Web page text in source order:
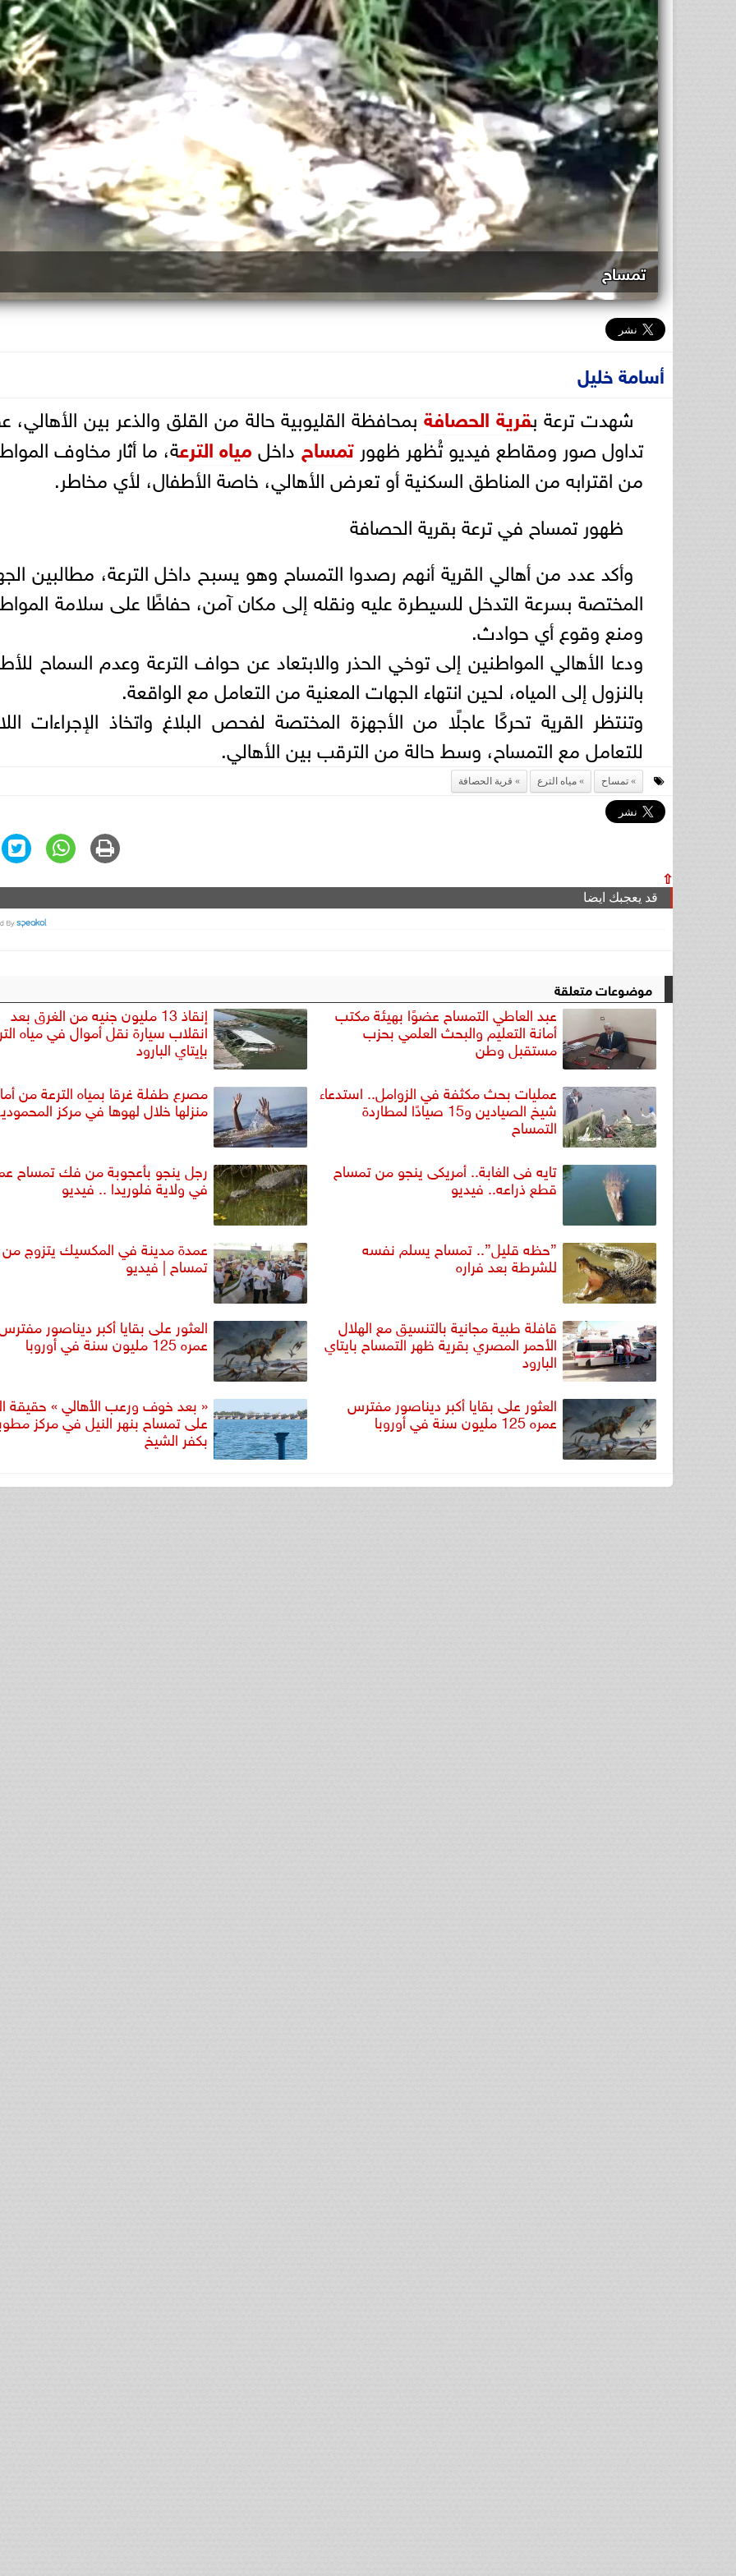
تمساح
أسامة خليل
شهدت ترعة بقرية الحصافةبمحافظة القليوبية حالة من القلق والذعر بين
تداول صور ومقاطع فيديو تُظهر ظهورتمساح داخلمياه الترعة، ما أثار مخاوف
من اقترابه من المناطق السكنية أو تعرض الأهالي، خاصة الأطفال، لأي مخاطر.
ظهور تمساح في ترعة بقرية الحصافة
وأكد عدد من أهالي القرية أنهم رصدوا التمساح وهو يسبح داخل الترعة، مطالبين
المختصة بسرعة التدخل للسيطرة عليه ونقله إلى مكان آمن، حفاظًا على سلامة
ومنع وقوع أي حوادث.
ودعا الأهالي المواطنين إلى توخي الحذر والابتعاد عن حواف الترعة وعدم السماح
بالنزول إلى المياه، لحين انتهاء الجهات المعنية من التعامل مع الواقعة.
وتنتظر القرية تحركًا عاجلًا من الأجهزة المختصة لفحص البلاغ واتخاذ الإجراءات
للتعامل مع التمساح، وسط حالة من الترقب بين الأهالي.
تمساح مياه الترع قرية الحصافة
⇧
قد يعجبك ايضا
موضوعات متعلقة
عبد العاطي التمساح عضوًا بهيئة مكتب
أمانة التعليم والبحث العلمي بحزب
مستقبل وطن
إنقاذ 13 مليون جنيه من الغرق بعد
انقلاب سيارة نقل أموال في مياه
بإيتاي البارود
عمليات بحث مكثفة في الزوامل.. استدعاء
شيخ الصيادين و15 صيادًا لمطاردة
التمساح
مصرع طفلة غرقا بمياه الترعة من
منزلها خلال لهوها في مركز
تايه فى الغابة.. أمريكى ينجو من تمساح
قطع ذراعه.. فيديو
رجل ينجو بأعجوبة من فك تمساح
في ولاية فلوريدا .. فيديو
”حظه قليل”.. تمساح يسلم نفسه
للشرطة بعد فراره
عمدة مدينة في المكسيك يتزوج من
تمساح | فيديو
قافلة طبية مجانية بالتنسيق مع الهلال
الأحمر المصري بقرية ظهر التمساح بايتاي
البارود
العثور على بقايا أكبر ديناصور
عمره 125 مليون سنة في أوروبا
العثور على بقايا أكبر ديناصور مفترس
عمره 125 مليون سنة في أوروبا
« بعد خوف ورعب الأهالي » حقيقة
على تمساح بنهر النيل في مركز
بكفر الشيخ